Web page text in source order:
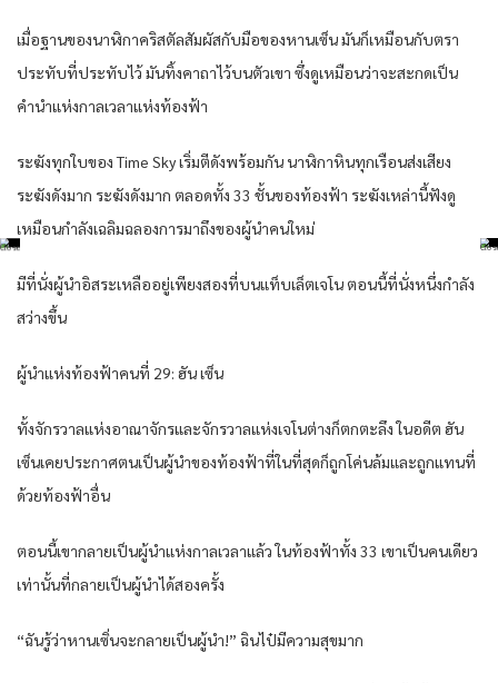
เมื่อฐานของนาฬิกาคริสตัลสัมผัสกับมือของหานเซ็น มันก็เหมือนกับตรา
ประทับที่ประทับไว้ มันทิ้งคาถาไว้บนตัวเขา ซึ่งดูเหมือนว่าจะสะกดเป็น
คำนำแห่งกาลเวลาแห่งท้องฟ้า
ระฆังทุกใบของ Time Sky เริ่มตีดังพร้อมกัน นาฬิกาหินทุกเรือนส่งเสียง
ระฆังดังมาก ระฆังดังมาก ตลอดทั้ง 33 ชั้นของท้องฟ้า ระฆังเหล่านี้ฟังดู
เหมือนกำลังเฉลิมฉลองการมาถึงของผู้นำคนใหม่
มีที่นั่งผู้นำอิสระเหลืออยู่เพียงสองที่บนแท็บเล็ตเจโน ตอนนี้ที่นั่งหนึ่งกำลัง
สว่างขึ้น
ผู้นำแห่งท้องฟ้าคนที่ 29: ฮัน เซ็น
ทั้งจักรวาลแห่งอาณาจักรและจักรวาลแห่งเจโนต่างก็ตกตะลึง ในอดีต ฮัน
เซ็นเคยประกาศตนเป็นผู้นำของท้องฟ้าที่ในที่สุดก็ถูกโค่นล้มและถูกแทนที่
ด้วยท้องฟ้าอื่น
ตอนนี้เขากลายเป็นผู้นำแห่งกาลเวลาแล้ว ในท้องฟ้าทั้ง 33 เขาเป็นคนเดียว
เท่านั้นที่กลายเป็นผู้นำได้สองครั้ง
“ฉันรู้ว่าหานเซิ่นจะกลายเป็นผู้นำ!” ฉินไป๋มีความสุขมาก